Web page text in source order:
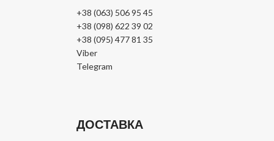
+38 (063) 506 95 45
+38 (098) 622 39 02
+38 (095) 477 81 35
Viber
Telegram
ДОСТАВКА